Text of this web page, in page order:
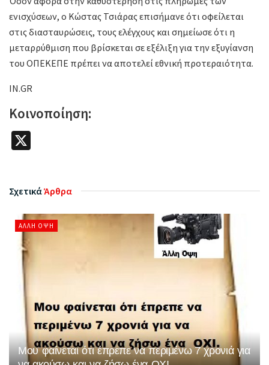
ενισχύσεων, ο Κώστας Τσιάρας επισήμανε ότι οφείλεται
στις διασταυρώσεις, τους ελέγχους και σημείωσε ότι η
μεταρρύθμιση που βρίσκεται σε εξέλιξη για την εξυγίανση
του ΟΠΕΚΕΠΕ πρέπει να αποτελεί εθνική προτεραιότητα.
IN.GR
Κοινοποίηση:
ΣχετικάΆρθρα
ΆΛΛΗ ΌΨΗ
Μου φαίνεται ότι έπρεπε να περιμένω 7 χρονιά για